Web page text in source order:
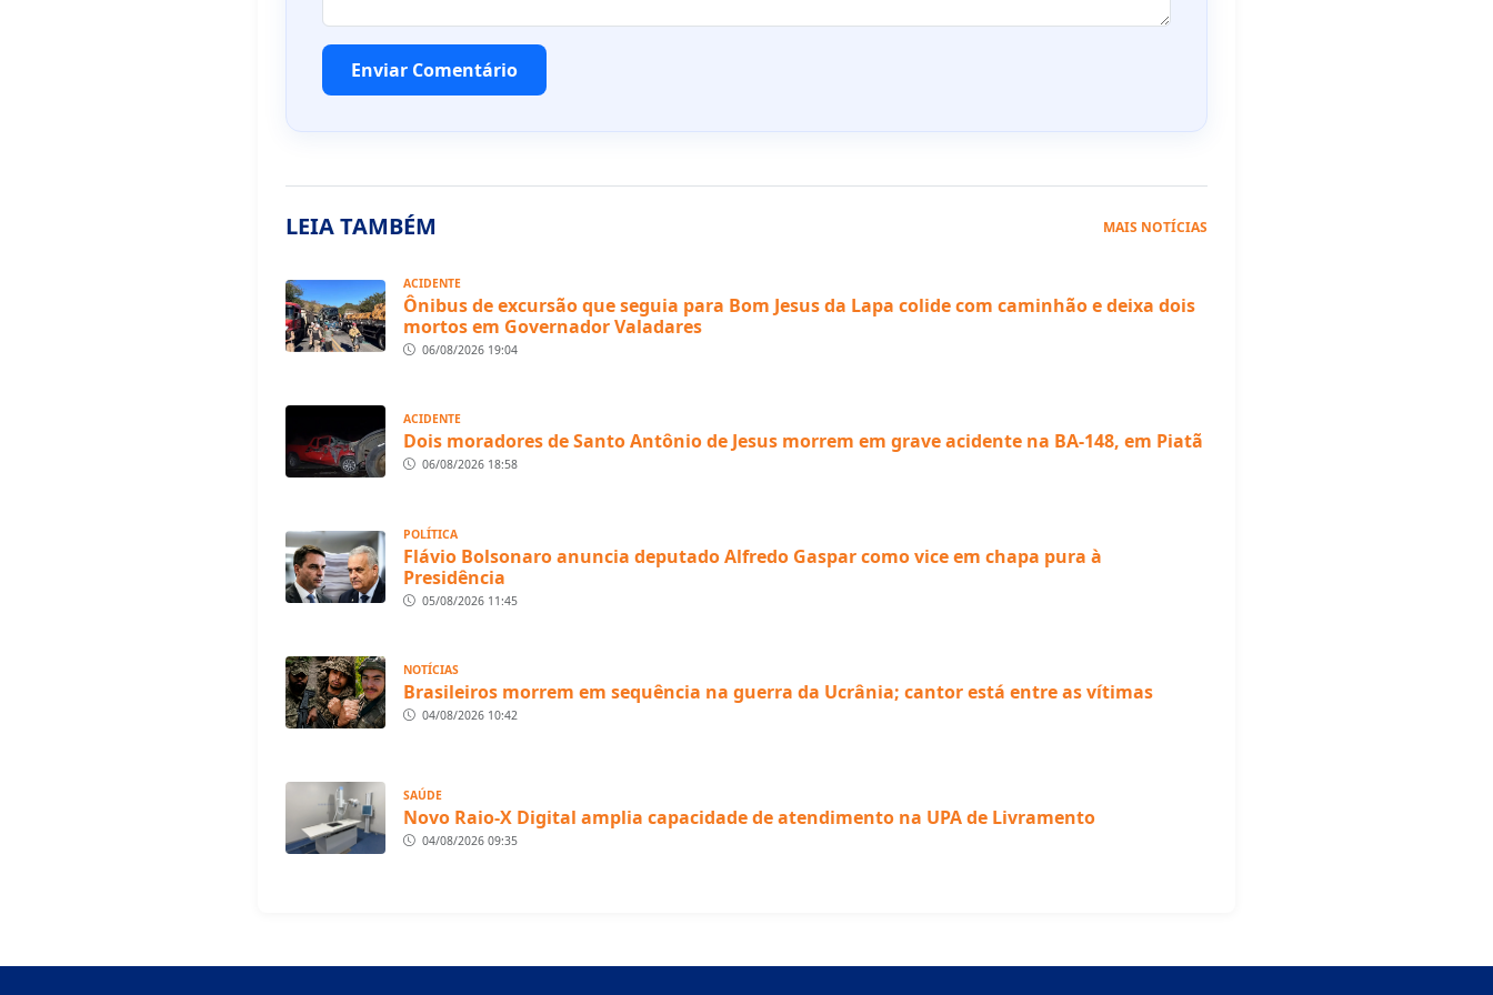
Enviar Comentário
LEIA TAMBÉM MAIS NOTÍCIAS
ACIDENTE
Ônibus de excursão que seguia para Bom Jesus da Lapa colide com caminhão e deixa dois
mortos em Governador Valadares
06/08/2026 19:04
ACIDENTE
Dois moradores de Santo Antônio de Jesus morrem em grave acidente na BA-148, em Piatã
06/08/2026 18:58
POLÍTICA
Flávio Bolsonaro anuncia deputado Alfredo Gaspar como vice em chapa pura à
Presidência
05/08/2026 11:45
NOTÍCIAS
Brasileiros morrem em sequência na guerra da Ucrânia; cantor está entre as vítimas
04/08/2026 10:42
SAÚDE
Novo Raio-X Digital amplia capacidade de atendimento na UPA de Livramento
04/08/2026 09:35